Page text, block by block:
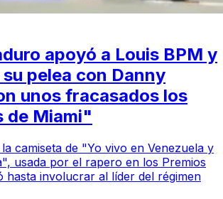
apoyó a Louis BPM y
pelea con Danny
unos fracasados los
de Miami"
camiseta de "Yo vivo en Venezuela y
usada por el rapero en los Premios
hasta involucrar al líder del régimen